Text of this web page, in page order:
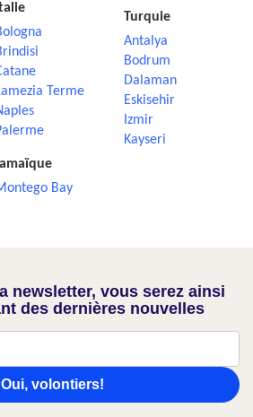
Terme
Bay
Turquie
Antalya
Bodrum
Dalaman
Eskisehir
Izmir
Kayseri
newsletter, vous serez ainsi
des dernières nouvelles
Oui, volontiers!